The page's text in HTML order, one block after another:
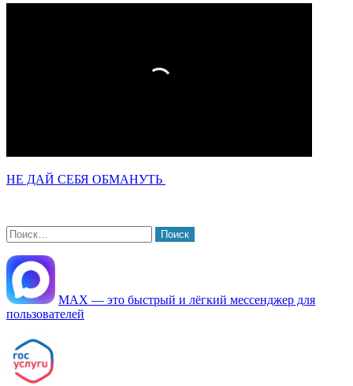
НЕ ДАЙ СЕБЯ ОБМАНУТЬ
Найти:
МАХ — это быстрый и лёгкий мессенджер для
пользователей